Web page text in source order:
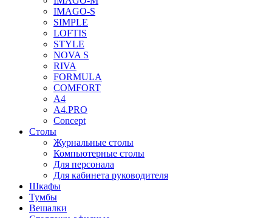
IMAGO-S
SIMPLE
LOFTIS
STYLE
NOVA S
RIVA
FORMULA
COMFORT
A4
A4.PRO
Concept
Столы
Журнальные столы
Компьютерные столы
Для персонала
Для кабинета руководителя
Шкафы
Тумбы
Вешалки